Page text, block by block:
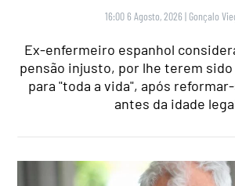
16:00 6 Agosto, 2026 | Gonçalo
Ex-enfermeiro espanhol
pensão injusto, por lhe terem
para "toda a vida", após
antes da idade